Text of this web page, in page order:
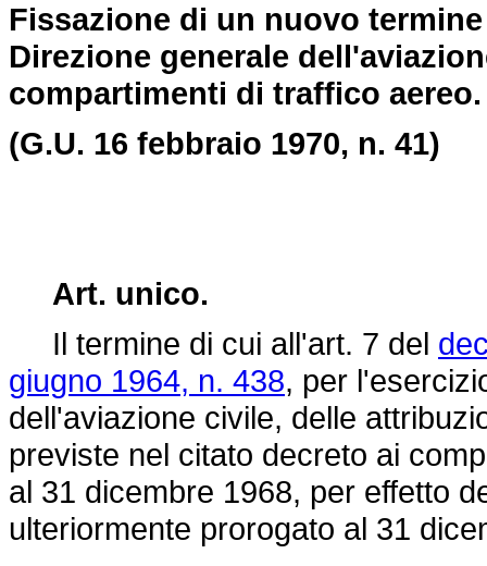
Fissazione di un nuovo
Direzione generale
compartimenti di traffico aereo.
(G.U. 16 febbraio 1970, n. 41)
Art. unico.
Il termine di cui all'art. 7 del
giugno 1964, n. 438, per
dell'aviazione civile, delle
previste nel citato decreto ai
al 31 dicembre 1968, per effetto
ulteriormente prorogato al 31